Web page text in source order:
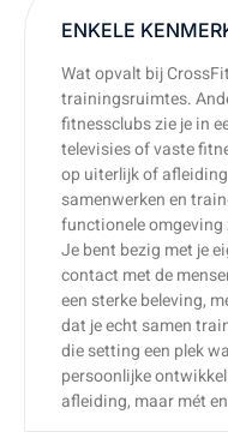
ENKELE
Wat opvalt bij
trainingsruimtes.
fitnessclubs zie je in
televisies of vaste
op uiterlijk of
samenwerken en
functionele
Je bent bezig met je
contact met de
een sterke beleving,
dat je echt samen
die setting een plek
persoonlijke
afleiding, maar mét